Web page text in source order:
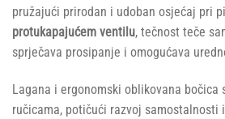
pružajući prirodan i udoban osjećaj pri
protukapajućem ventilu, tečnost teče
sprječava prosipanje i omogućava
Lagana i ergonomski oblikovana
ručicama, potičući razvoj samostalnosti